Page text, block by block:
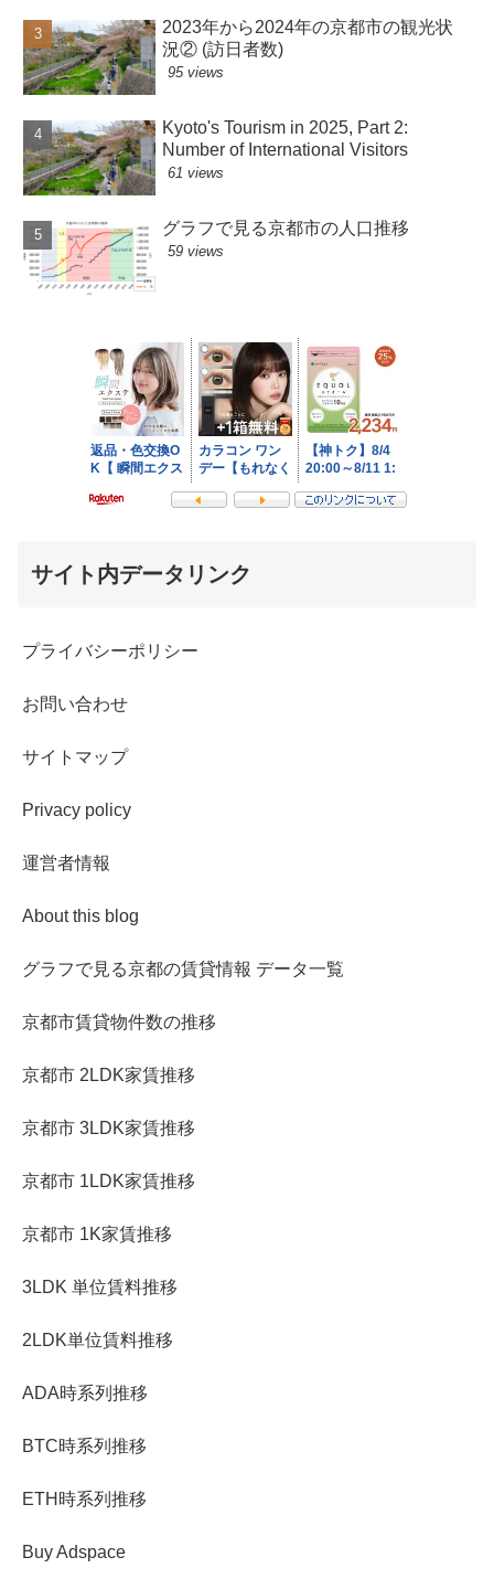
2023年から2024年の京都市の観光状
況② (訪日者数)
95 views
Kyoto's Tourism in 2025, Part 2:
Number of International Visitors
61 views
グラフで見る京都市の人口推移
59 views
サイト内データリンク
プライバシーポリシー
お問い合わせ
サイトマップ
Privacy policy
運営者情報
About this blog
グラフで見る京都の賃貸情報 データ一覧
京都市賃貸物件数の推移
京都市 2LDK家賃推移
京都市 3LDK家賃推移
京都市 1LDK家賃推移
京都市 1K家賃推移
3LDK 単位賃料推移
2LDK単位賃料推移
ADA時系列推移
BTC時系列推移
ETH時系列推移
Buy Adspace